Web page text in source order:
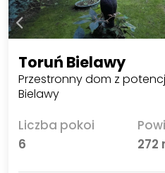
Toruń Bielawy
Przestronny dom z
Bielawy
Liczba pokoi
6
272